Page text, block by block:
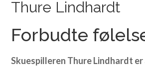
Thure Lindhardt
Forbudte
Skuespilleren Thure Lindhardt